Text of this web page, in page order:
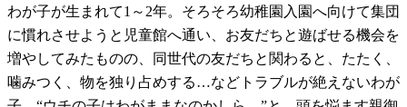
わが子が生まれて1～2年。そろそろ幼稚園入園へ向けて集団
に慣れさせようと児童館へ通い、お友だちと遊ばせる機会を
増やしてみたものの、同世代の友だちと関わると、たたく、
噛みつく、物を独り占めする…などトラブルが絶えないわが